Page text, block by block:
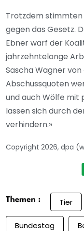
Trotzdem stimmten
gegen das Gesetz.
Ebner warf der
jahrzehntelange
Sascha Wagner
Abschussquoten
und auch Wölfe
lassen sich durch
verhindern.»
Copyright 2026, dpa
Themen : Tier
Bundestag